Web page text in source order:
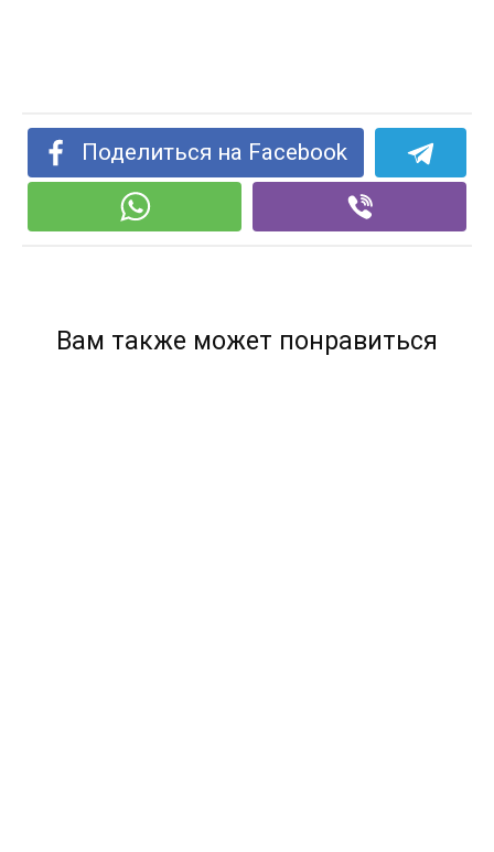
Поделиться на Facebook
Вам также может понравиться